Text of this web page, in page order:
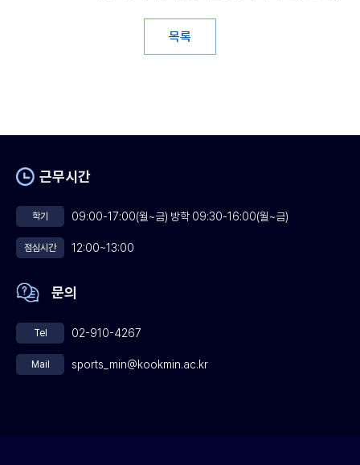
목록
근무시간
학기 09:00-17:00(월~금) 방학 09:30-16:00(월~금)
점심시간 12:00~13:00
문의
Tel 02-910-4267
Mail sports_min@kookmin.ac.kr